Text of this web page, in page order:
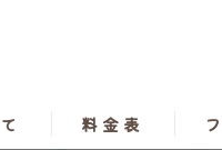
料金表